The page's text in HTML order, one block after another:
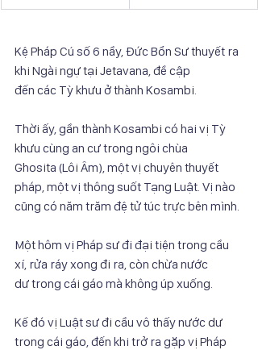
Kệ Pháp Cú số 6 nầy, Đức Bổn Sư thuyết ra
khi Ngài ngự tại Jetavana, đề cập
đến các Tỳ khưu ở thành Kosambi.
Thời ấy, gần thành Kosambi có hai vị Tỳ
khưu cùng an cư trong ngôi chùa
Ghosita (Lôi Âm), một vị chuyên thuyết
pháp, một vị thông suốt Tạng Luật. Vị nào
cũng có năm trăm đệ tử túc trực bên mình.
Một hôm vị Pháp sư đi đại tiện trong cầu
xí, rửa ráy xong đi ra, còn chừa nước
dư trong cái gáo mà không úp xuống.
Kế đó vị Luật sư đi cầu vô thấy nước dư
trong cái gáo, đến khi trở ra gặp vị Pháp